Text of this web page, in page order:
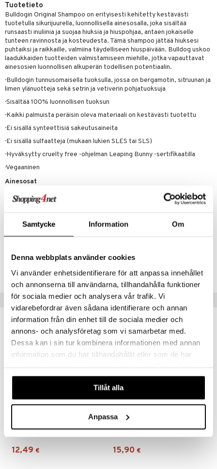
Samtycke Information Om
Denna webbplats använder cookies
Vi använder enhetsidentifierare för att anpassa innehållet
och annonserna till användarna, tillhandahålla funktioner
för sociala medier och analysera vår trafik. Vi
vidarebefordrar även sådana identifierare och annan
information från din enhet till de sociala medier och
annons- och analysföretag som vi samarbetar med.
Dessa kan i sin tur kombinera informationen med annan
information som du har tillhandahållit eller som de har
våra cookies vid fortsatt användande av vår webbplats.
Tillåt alla
Anpassa
Tuotetieto
Bulldogin Original Shampoo on erityisesti kehitetty kestävästi
tuotetulla sikurijuurella, luonnollisella ainesosalla, joka sisältää
runsaasti inuliinia ja suojaa hiuksia ja hiuspohjaa, antaen jokaiselle
tunteen ravinnosta ja kosteudesta. Tämä shampoo jättää hiuksesi
puhtaiksi ja raikkaille, valmiina täydelliseen hiuspäivään. Bulldog uskoo
laadukkaiden tuotteiden valmistamiseen miehille, jotka vapauttavat
ainesosien luonnollisen alkuperän todellisen potentiaalin.
· Bulldogin tunnusomaisella tuoksulla, jossa on bergamotin, sitruunan ja
limen ylänuotteja sekä setrin ja vetiverin pohjatuoksuja
· Sisältää 100% luonnollisen tuoksun
· Kaikki palmuista peräisin oleva materiaali on kestävästi tuotettu
· Ei sisällä synteettisiä sakeutusaineita
· Ei sisällä sulfaatteja (mukaan lukien SLES tai SLS)
· Hyväksytty cruelty free -ohjelman Leaping Bunny -sertifikaatilla
· Vegaaninen
Ainesosat
Aqua (Vesi), Sodium methyl cocoyl taurate, Sodium chloride,
Cocamidopropyl hydroxysultaine, Lauryl glucoside, Cocamidopropyl
lauroyl sarcosinate, Parfum (Tuoksu)*, Limonene,
Natriumbentsoaatti, Kaliumsorbaatti, Linalool.
Tuotenumero
ABBRE-E8-300
Vinkkejä sinulle
BULLDOG
12,49 €
Bulldog Original Shower Gel
BULLDOG
15,90 €
Vilustuminen & Kipu
& Puremat
Korvat
Suolisto
& Mineraalit
& 6
Suolisto
& Haavat
Imetys
hoito
& Tikut
hoito
& Suihkeet
ruoalle
intoleranssi
& Kuume
& Käheys
nenä
vuoto & tukkoisuus
Mineraalit
K